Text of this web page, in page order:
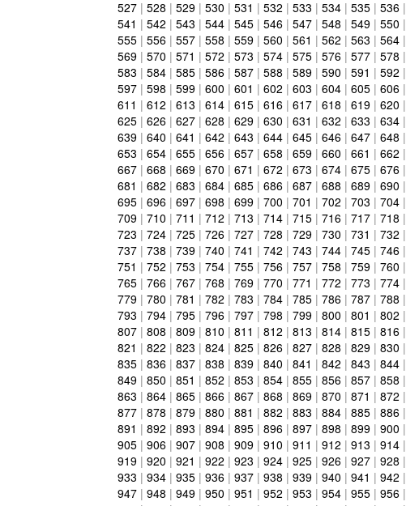
527| 528 | 529| 530 | 531 | 532 | 533 | 534| 535| 536|
541 | 542 | 543 | 544| 545| 546| 547| 548 | 549| 550 |
555| 556| 557| 558 | 559| 560 | 561 | 562 | 563 | 564|
569| 570 | 571 | 572 | 573 | 574| 575| 576| 577| 578 |
583 | 584| 585| 586| 587| 588 | 589| 590 | 591 | 592 |
597| 598 | 599| 600 | 601 | 602 | 603 | 604| 605| 606|
611 | 612 | 613 | 614| 615| 616| 617| 618 | 619| 620 |
625| 626| 627| 628 | 629| 630 | 631 | 632 | 633 | 634|
639| 640 | 641 | 642 | 643 | 644| 645| 646| 647| 648 |
653 | 654| 655| 656| 657| 658 | 659| 660 | 661 | 662 |
667| 668 | 669| 670 | 671 | 672 | 673 | 674| 675| 676|
681 | 682 | 683 | 684| 685| 686| 687| 688 | 689| 690 |
695| 696| 697| 698 | 699| 700 | 701 | 702 | 703 | 704|
709| 710 | 711 | 712 | 713 | 714| 715| 716| 717| 718 |
723 | 724| 725| 726| 727| 728 | 729| 730 | 731 | 732 |
737| 738 | 739| 740 | 741 | 742 | 743 | 744| 745| 746|
751 | 752 | 753 | 754| 755| 756| 757| 758 | 759| 760 |
765| 766| 767| 768 | 769| 770 | 771 | 772 | 773 | 774|
779| 780 | 781 | 782 | 783 | 784| 785| 786| 787| 788 |
793 | 794| 795| 796| 797| 798 | 799| 800 | 801 | 802 |
807| 808 | 809| 810 | 811 | 812 | 813 | 814| 815| 816|
821 | 822 | 823 | 824| 825| 826| 827| 828 | 829| 830 |
835| 836| 837| 838 | 839| 840 | 841 | 842 | 843 | 844|
849| 850 | 851 | 852 | 853 | 854| 855| 856| 857| 858 |
863 | 864| 865| 866| 867| 868 | 869| 870 | 871 | 872 |
877| 878 | 879| 880 | 881 | 882 | 883 | 884| 885| 886|
891 | 892 | 893 | 894| 895| 896| 897| 898 | 899| 900 |
905| 906| 907| 908 | 909| 910 | 911 | 912 | 913 | 914|
919| 920 | 921 | 922 | 923 | 924| 925| 926| 927| 928 |
933 | 934| 935| 936| 937| 938 | 939| 940 | 941 | 942 |
947| 948 | 949| 950 | 951 | 952 | 953 | 954| 955| 956|